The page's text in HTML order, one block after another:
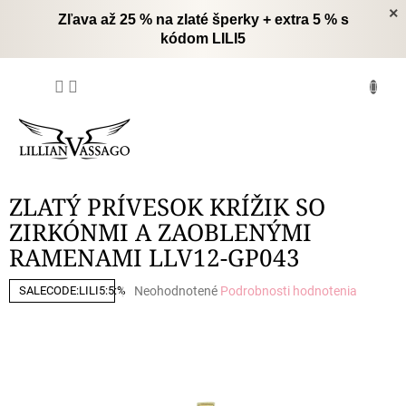
×
Zľava až 25 % na zlaté šperky + extra 5 % s
kódom LILI5
ZLATÝ PRÍVESOK KRÍŽIK SO
ZIRKÓNMI A ZAOBLENÝMI
RAMENAMI LLV12-GP043
SALECODE:LILI5:5:%
Priemerné
Neohodnotené Podrobnosti hodnotenia